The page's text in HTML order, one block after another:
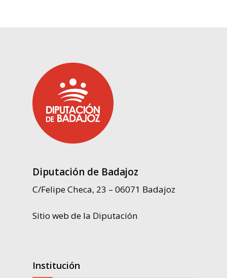
Diputación de Badajoz
C/Felipe Checa, 23 – 06071 Badajoz
Sitio web de la Diputación
Institución